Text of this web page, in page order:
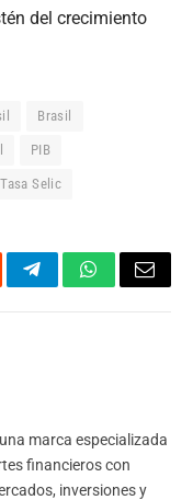
del crecimiento
Brasil
PIB
Tasa Selic
TelegramWhatsApp
Email
marca especializada
financieros con
inversiones y